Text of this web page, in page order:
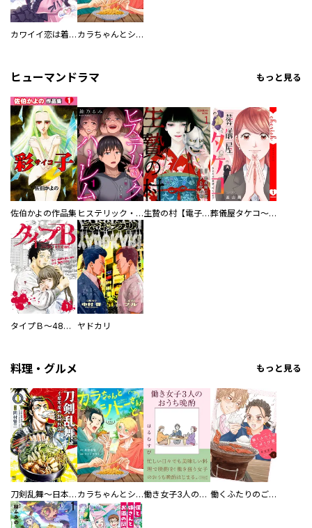
カワイイ恋は着飾らない カラちゃんとシトーさんと、 【分冊版】
ヒューマンドラマ もっと見る
佐伯かよの作品集 ヒステリック・ハーレム～搾られる男と堕ちる女～【電子単行本版】 生贄の村【電子単行本版】 葬儀屋タケコ～あなたの最期、叶えます【電子単行本版】
タイプＢ～48時間後、致死率100％～【単話】 ヤドカリ
料理・グルメ もっと見る
刀剣乱舞～日本号つれづれ酒～ カラちゃんとシトーさんと、 【分冊版】 働き女子3人のおうち晩酌 働くふたりのごほうび飯